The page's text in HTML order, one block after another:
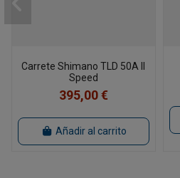
Carrete Shimano TLD 50A II
Speed
395,00 €
Añadir al carrito